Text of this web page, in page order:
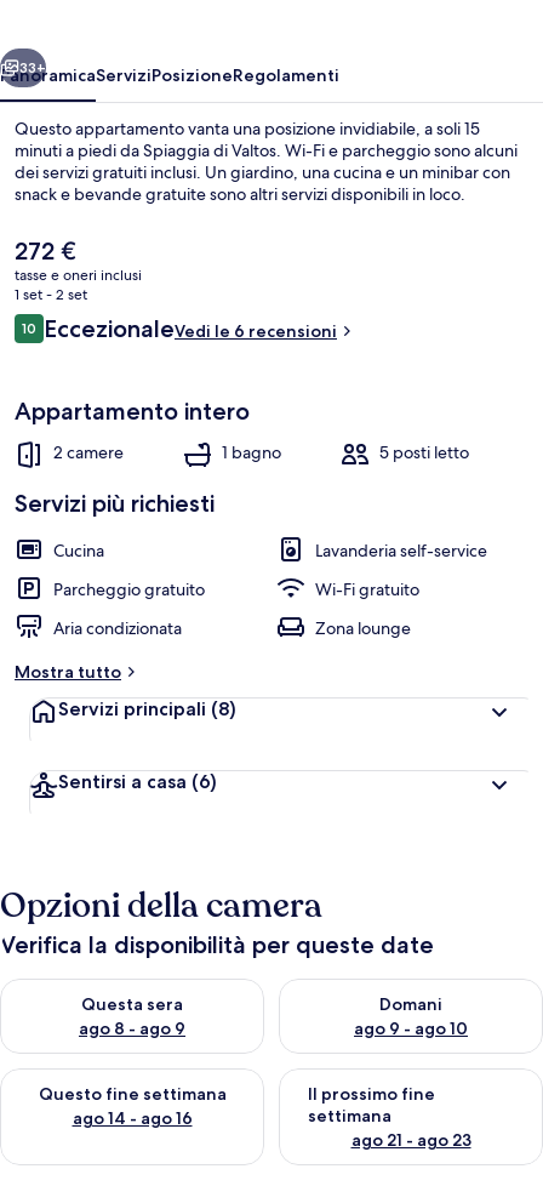
Esterni
Avanti
33+
PanoramicaServiziPosizioneRegolamenti
Questo appartamento vanta una posizione invidiabile, a soli 15
minuti a piedi da Spiaggia di Valtos. Wi-Fi e parcheggio sono alcuni
dei servizi gratuiti inclusi. Un giardino, una cucina e un minibar con
snack e bevande gratuite sono altri servizi disponibili in loco.
Il
prezzo
attuale
è
272 €
272 €
tasse e oneri inclusi
1 set - 2 set
Recensioni
1010 su 10
EccezionaleVedi le 6 recensioni
Appartamento intero
2 camere 1 bagno 5 posti letto
Servizi più richiesti
Cucina
Lavanderia self-service
Parcheggio gratuito
Wi-Fi gratuito
Aria condizionata
Zona lounge
Mostra tutto
Servizi principali (8)
Sentirsi a casa (6)
Opzioni della camera
Verifica la disponibilità per queste date
Questa sera
ago 8 - ago 9
Verifica la disponibilità per questa sera, ago 8 - ago 9
Domani
ago 9 - ago 10
Verifica la disponibilità per
Questo fine settimana
ago 14 - ago 16
Verifica la disponibilità per questo fine settimana, ago 14 -
Il prossimo fine
settimana
ago 21 - ago 23
Verifica la disponibilità per il